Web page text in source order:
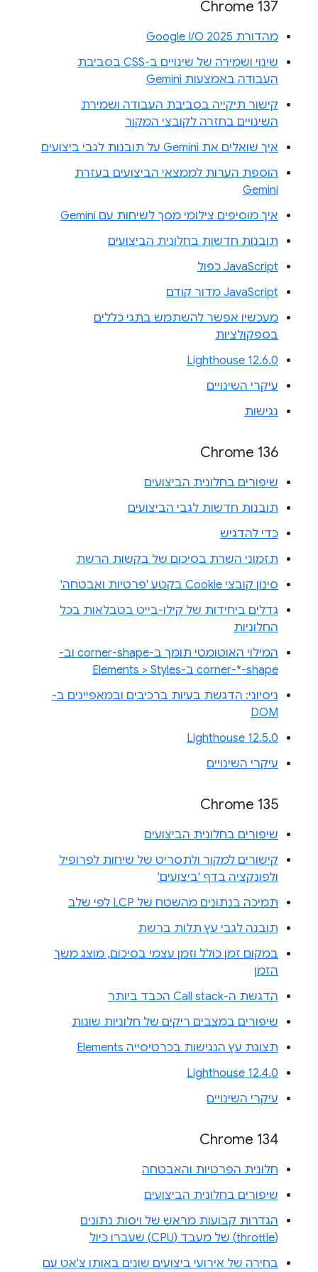
Chrome 137
מהדורת Google I/O 2025
שינוי ושמירה של שינויים ב-CSS בסביבת
העבודה באמצעות Gemini
קישור תיקייה בסביבת העבודה ושמירת
השינויים בחזרה לקובצי המקור
איך שואלים את Gemini על תובנות לגבי ביצועים
הוספת הערות לממצאי הביצועים בעזרת
Gemini
איך מוסיפים צילומי מסך לשיחות עם Gemini
תובנות חדשות בחלונית הביצועים
JavaScript כפול
JavaScript מדור קודם
מעכשיו אפשר להשתמש בתגי כללים
בספקולציות
Lighthouse 12.6.0
עיקרי השינויים
נגישות
Chrome 136
שיפורים בחלונית הביצועים
תובנות חדשות לגבי הביצועים
כדי להדגיש
תזמוני השרת בסיכום של בקשות הרשת
סינון קובצי Cookie בקטע 'פרטיות ואבטחה'
גדלים ביחידות של קילו-בייט בטבלאות בכל
החלוניות
המילוי האוטומטי תומך ב-corner-shape וב-
corner-*-shape ב-Elements > Styles
ניסיוני: הדגשת בעיות ברכיבים ובמאפיינים ב-
DOM
Lighthouse 12.5.0
עיקרי השינויים
Chrome 135
שיפורים בחלונית הביצועים
קישורים למקור ולתסריט של שיחות לפרופיל
ולפונקציה בדף 'ביצועים'
תמיכה בנתונים מהשטח של LCP לפי שלב
תובנה לגבי עץ תלות ברשת
במקום זמן כולל וזמן עצמי בסיכום, מוצג משך
הזמן
הדגשת ה-Call stack הכבד ביותר
שיפורים במצבים ריקים של חלוניות שונות
תצוגת עץ הנגישות בכרטיסייה Elements
Lighthouse 12.4.0
עיקרי השינויים
Chrome 134
חלונית הפרטיות והאבטחה
שיפורים בחלונית הביצועים
הגדרות קבועות מראש של ויסות נתונים
(throttle) של מעבד (CPU) שעברו כיול
בחירה של אירועי ביצועים שונים באותו צ'אט עם